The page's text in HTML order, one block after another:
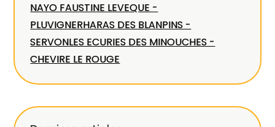
NAYO FAUSTINE LEVEQUE -
PLUVIGNERHARAS DES BLANPINS -
SERVONLES ECURIES DES MINOUCHES -
CHEVIRE LE ROUGE